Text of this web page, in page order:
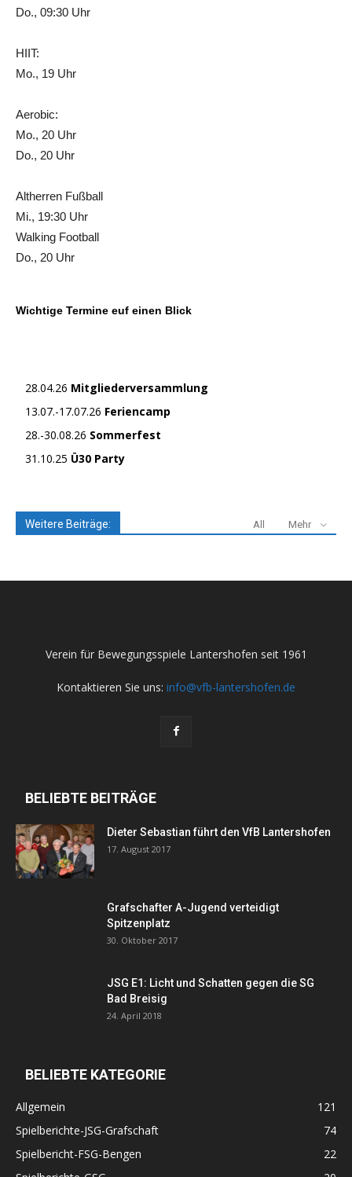
Do., 09:30 Uhr
HIIT:
Mo., 19 Uhr
Aerobic:
Mo., 20 Uhr
Do., 20 Uhr
Altherren Fußball
Mi., 19:30 Uhr
Walking Football
Do., 20 Uhr
Wichtige Termine euf einen Blick
28.04.26 Mitgliederversammlung
13.07.-17.07.26 Feriencamp
28.-30.08.26 Sommerfest
31.10.25 Ü30 Party
Weitere Beiträge: All Mehr
Verein für Bewegungsspiele Lantershofen seit 1961
Kontaktieren Sie uns: info@vfb-lantershofen.de
BELIEBTE BEITRÄGE
Dieter Sebastian führt den VfB Lantershofen
17. August 2017
Grafschafter A-Jugend verteidigt
Spitzenplatz
30. Oktober 2017
JSG E1: Licht und Schatten gegen die SG
Bad Breisig
24. April 2018
BELIEBTE KATEGORIE
Allgemein
121
Spielberichte-JSG-Grafschaft
74
Spielbericht-FSG-Bengen
22